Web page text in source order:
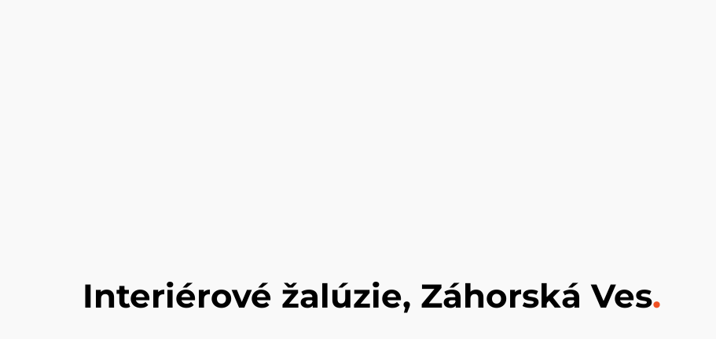
Interiérové žalúzie, Záhorská Ves.